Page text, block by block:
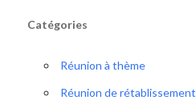
Catégories
Réunion à thème
Réunion de rétablissement